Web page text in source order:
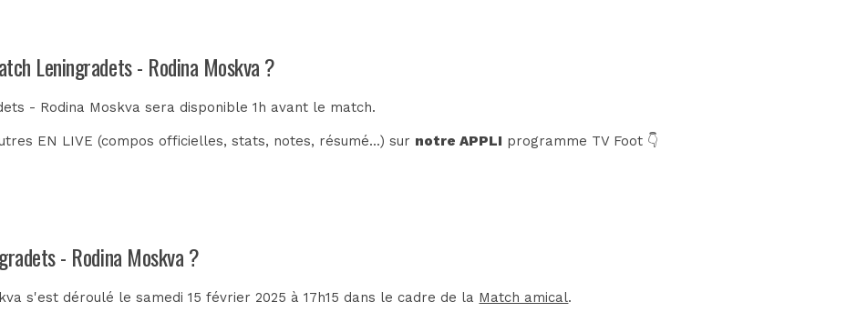
Leningradets - Rodina Moskva ?
- Rodina Moskva sera disponible 1h avant le match.
EN LIVE (compos officielles, stats, notes, résumé...) sur notre APPLI programme TV Foot 👇
- Rodina Moskva ?
s'est déroulé le samedi 15 février 2025 à 17h15 dans le cadre de la Match amical.